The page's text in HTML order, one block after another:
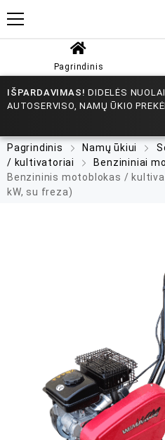
Pagrindinis
IŠPARDAVIMAS! DIDELĖS
AUTOSERVISO, NAMŲ ŪKIO
Pagrindinis Namų ūkiui
/ kultivatoriai
Benzininiai
Benzininis motoblokas /
kW, su freza)